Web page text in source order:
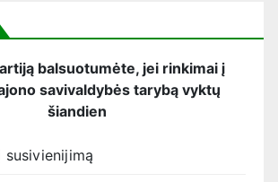
balsuotumėte, jei rinkimai į
savivaldybės tarybą vyktų
šiandien
susivienijimą